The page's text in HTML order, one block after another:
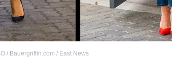
/ Bauergriffin.com / East News